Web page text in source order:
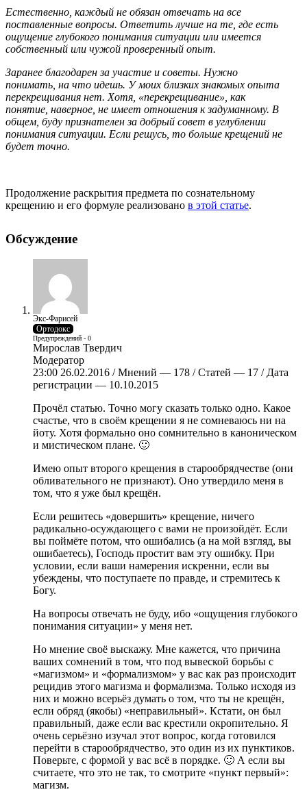
Естественно, каждый не обязан отвечать на все
поставленные вопросы. Ответить лучше на те, где есть
ощущение глубокого понимания ситуации или имеется
собственный или чужой проверенный опыт.
Заранее благодарен за участие и советы. Нужно
понимать, на что идешь. У моих близких знакомых опыта
перекрещивания нет. Хотя, «перекрещивание», как
понятие, наверное, не имеет отношения к задуманному. В
общем, буду признателен за добрый совет в углублении
понимания ситуации. Если решусь, то больше крещений не
будет точно.
Продолжение раскрытия предмета по сознательному
крещению и его формуле реализовано в этой статье.
Обсуждение
Экс-Фарисей
Ортодокс
Предупреждений - 0
Мирослав Твердич
Модератор
23:00 26.02.2016 / Мнений — 178 / Статей — 17 / Дата
регистрации — 10.10.2015
Прочёл статью. Точно могу сказать только одно. Какое
счастье, что в своём крещении я не сомневаюсь ни на
йоту. Хотя формально оно сомнительно в каноническом
и мистическом плане. 🙂
Имею опыт второго крещения в старообрядчестве (они
обливательного не признают). Оно утвердило меня в
том, что я уже был крещён.
Если решитесь «довершить» крещение, ничего
радикально-осуждающего с вами не произойдёт. Если
вы поймёте потом, что ошибались (а на мой взгляд, вы
ошибаетесь), Господь простит вам эту ошибку. При
условии, если ваши намерения искренни, если вы
убеждены, что поступаете по правде, и стремитесь к
Богу.
На вопросы отвечать не буду, ибо «ощущения глубокого
понимания ситуации» у меня нет.
Но мнение своё выскажу. Мне кажется, что причина
ваших сомнений в том, что под вывеской борьбы с
«магизмом» и «формализмом» у вас как раз происходит
рецидив этого магизма и формализма. Только исходя из
них и можно всерьёз думать о том, что ты не крещён,
если обряд (якобы) «неправильный». Кстати, он был
правильный, даже если вас крестили окропительно. Я
очень серьёзно изучал этот вопрос, когда готовился
перейти в старообрядчество, это один из их пунктиков.
Поверьте, с формой у вас всё в порядке. 🙂 А если вы
считаете, что это не так, то смотрите «пункт первый»:
магизм.